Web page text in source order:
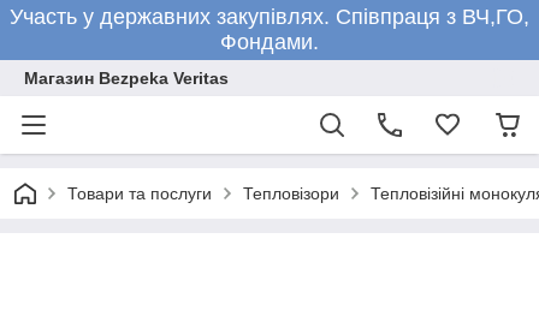
Участь у державних закупівлях. Співпраця з ВЧ,ГО,
Фондами.
Магазин Bezpeka Veritas
Товари та послуги Тепловізори Тепловізійні